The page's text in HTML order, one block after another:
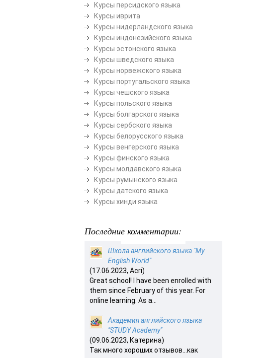
Курсы персидского языка
Курсы иврита
Курсы нидерландского языка
Курсы индонезийского языка
Курсы эстонского языка
Курсы шведского языка
Курсы норвежского языка
Курсы португальского языка
Курсы чешского языка
Курсы польского языка
Курсы болгарского языка
Курсы сербского языка
Курсы белорусского языка
Курсы венгерского языка
Курсы финского языка
Курсы молдавского языка
Курсы румынского языка
Курсы датского языка
Курсы хинди языка
Последние комментарии:
Школа английского языка "My
English World"
(17.06.2023, Acri)
Great school! I have been enrolled with
them since February of this year. For
online learning. As a...
Академия английского языка
"STUDY Academy"
(09.06.2023, Катерина)
Так много хороших отзывов…как